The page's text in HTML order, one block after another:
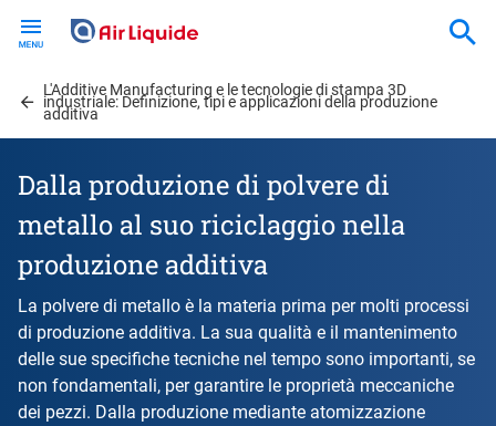
content
L'Additive Manufacturing e le tecnologie di stampa 3D
industriale: Definizione, tipi e applicazioni della produzione
additiva
Dalla produzione di polvere di
metallo al suo riciclaggio nella
produzione additiva
La polvere di metallo è la materia prima per molti processi
di produzione additiva. La sua qualità e il mantenimento
delle sue specifiche tecniche nel tempo sono importanti, se
non fondamentali, per garantire le proprietà meccaniche
dei pezzi. Dalla produzione mediante atomizzazione